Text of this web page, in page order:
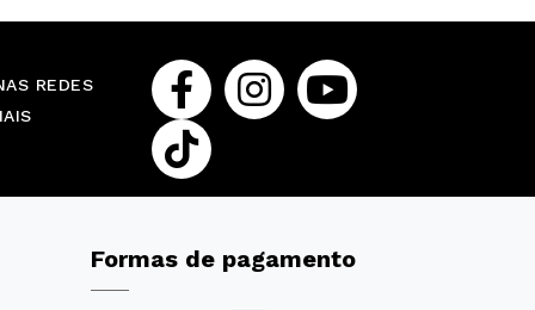
REDES
Formas de pagamento